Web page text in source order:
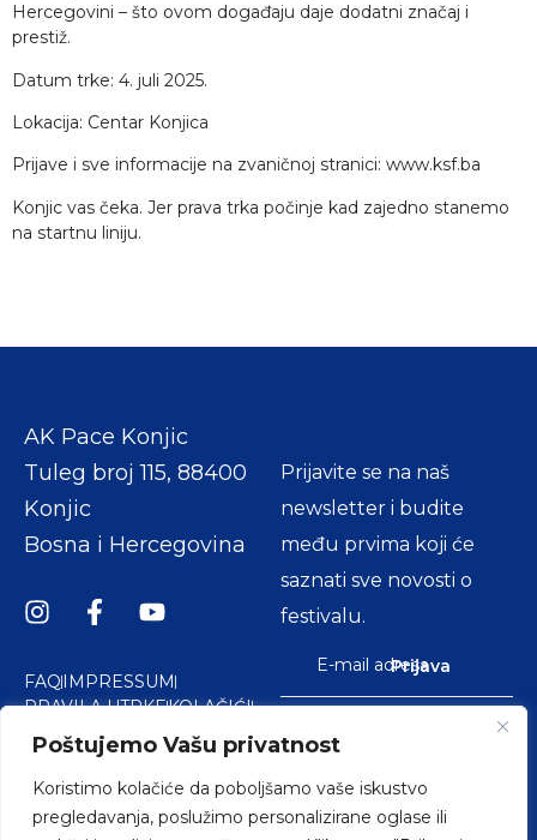
Poštujemo Vašu privatnost
Koristimo kolačiće da poboljšamo vaše iskustvo
pregledavanja, poslužimo personalizirane oglase ili
Hercegovini – što ovom događaju daje dodatni značaj i
prestiž.
Datum trke: 4. juli 2025.
Lokacija: Centar Konjica
Prijave i sve informacije na zvaničnoj stranici: www.ksf.ba
Konjic vas čeka. Jer prava trka počinje kad zajedno stanemo
na startnu liniju.
AK Pace Konjic
Tuleg broj 115, 88400
Konjic
Bosna i Hercegovina
FAQ IMPRESSUM
PRAVILA UTRKEKOLAČIĆI
KONTAKT
POLITIKA PRIVATNOSTI
SIGURNOST PLAĆANJA
Prijavite se na naš
newsletter i budite
među prvima koji će
saznati sve novosti o
festivalu.
Prijava